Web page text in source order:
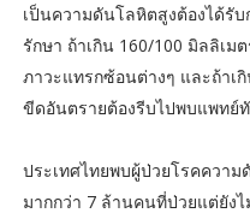
เป็นความดันโลหิตสูงต้องได้รั
รักษา ถ้าเกิน 160/100 มิลลิเม
ภาวะแทรกซ้อนต่างๆ และถ้า
ขีดอันตรายต้องรีบไปพบแพทย์
ประเทศไทยพบผู้ป่วยโรคควา
มากกว่า 7 ล้านคนที่ป่วยแต่ยัง